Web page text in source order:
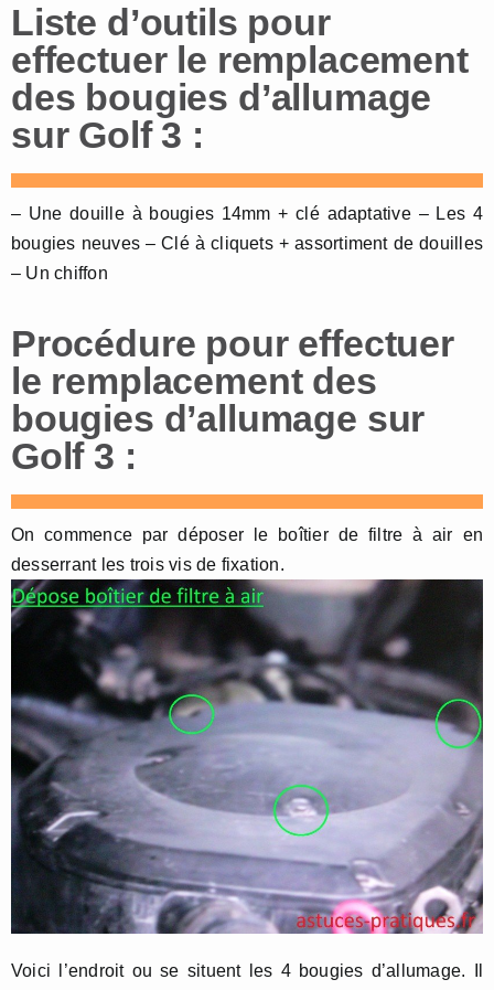
Liste d’outils pour
effectuer le remplacement
des bougies d’allumage
sur Golf 3 :
– Une douille à bougies 14mm + clé adaptative – Les 4
bougies neuves – Clé à cliquets + assortiment de douilles
– Un chiffon
Procédure pour effectuer
le remplacement des
bougies d’allumage sur
Golf 3 :
On commence par déposer le boîtier de filtre à air en
desserrant les trois vis de fixation.
Voici l’endroit ou se situent les 4 bougies d’allumage. Il